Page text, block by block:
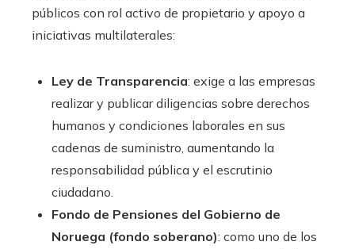
públicos con rol activo de propietario y apoyo a
iniciativas multilaterales:
Ley de Transparencia: exige a las empresas
realizar y publicar diligencias sobre derechos
humanos y condiciones laborales en sus
cadenas de suministro, aumentando la
responsabilidad pública y el escrutinio
ciudadano.
Fondo de Pensiones del Gobierno de
Noruega (fondo soberano): como uno de los